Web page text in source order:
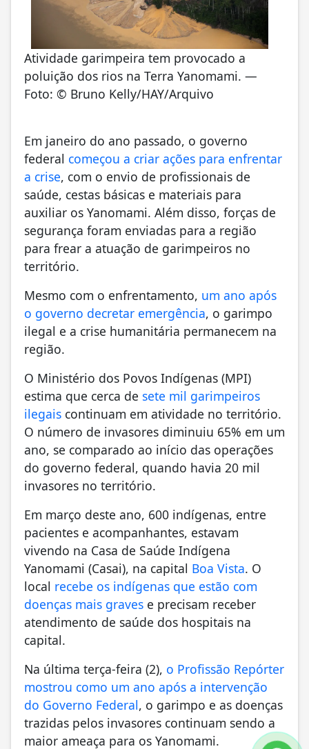
Atividade garimpeira tem provocado a
poluição dos rios na Terra Yanomami. —
Foto: © Bruno Kelly/HAY/Arquivo
Em janeiro do ano passado, o governo
federal começou a criar ações para enfrentar
a crise, com o envio de profissionais de
saúde, cestas básicas e materiais para
auxiliar os Yanomami. Além disso, forças de
segurança foram enviadas para a região
para frear a atuação de garimpeiros no
território.
Mesmo com o enfrentamento, um ano após
o governo decretar emergência, o garimpo
ilegal e a crise humanitária permanecem na
região.
O Ministério dos Povos Indígenas (MPI)
estima que cerca de sete mil garimpeiros
ilegais continuam em atividade no território.
O número de invasores diminuiu 65% em um
ano, se comparado ao início das operações
do governo federal, quando havia 20 mil
invasores no território.
Em março deste ano, 600 indígenas, entre
pacientes e acompanhantes, estavam
vivendo na Casa de Saúde Indígena
Yanomami (Casai), na capital Boa Vista. O
local recebe os indígenas que estão com
doenças mais graves e precisam receber
atendimento de saúde dos hospitais na
capital.
Na última terça-feira (2), o Profissão Repórter
mostrou como um ano após a intervenção
do Governo Federal, o garimpo e as doenças
trazidas pelos invasores continuam sendo a
maior ameaça para os Yanomami.